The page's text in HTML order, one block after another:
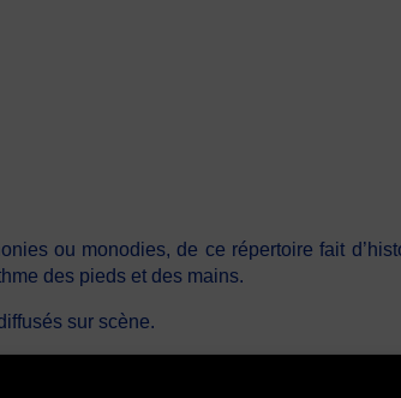
ou monodies, de ce répertoire fait
des pieds et des mains.
sur scène.